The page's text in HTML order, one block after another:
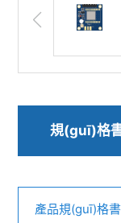
規(guī)格
產品規(guī)格